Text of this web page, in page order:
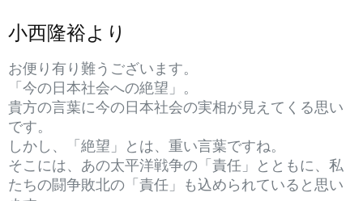
小西隆裕より
お便り有り難うございます。
「今の日本社会への絶望」。
貴方の言葉に今の日本社会の実相が見えてくる思い
です。
しかし、「絶望」とは、重い言葉ですね。
そこには、あの太平洋戦争の「責任」とともに、私
たちの闘争敗北の「責任」も込められていると思い